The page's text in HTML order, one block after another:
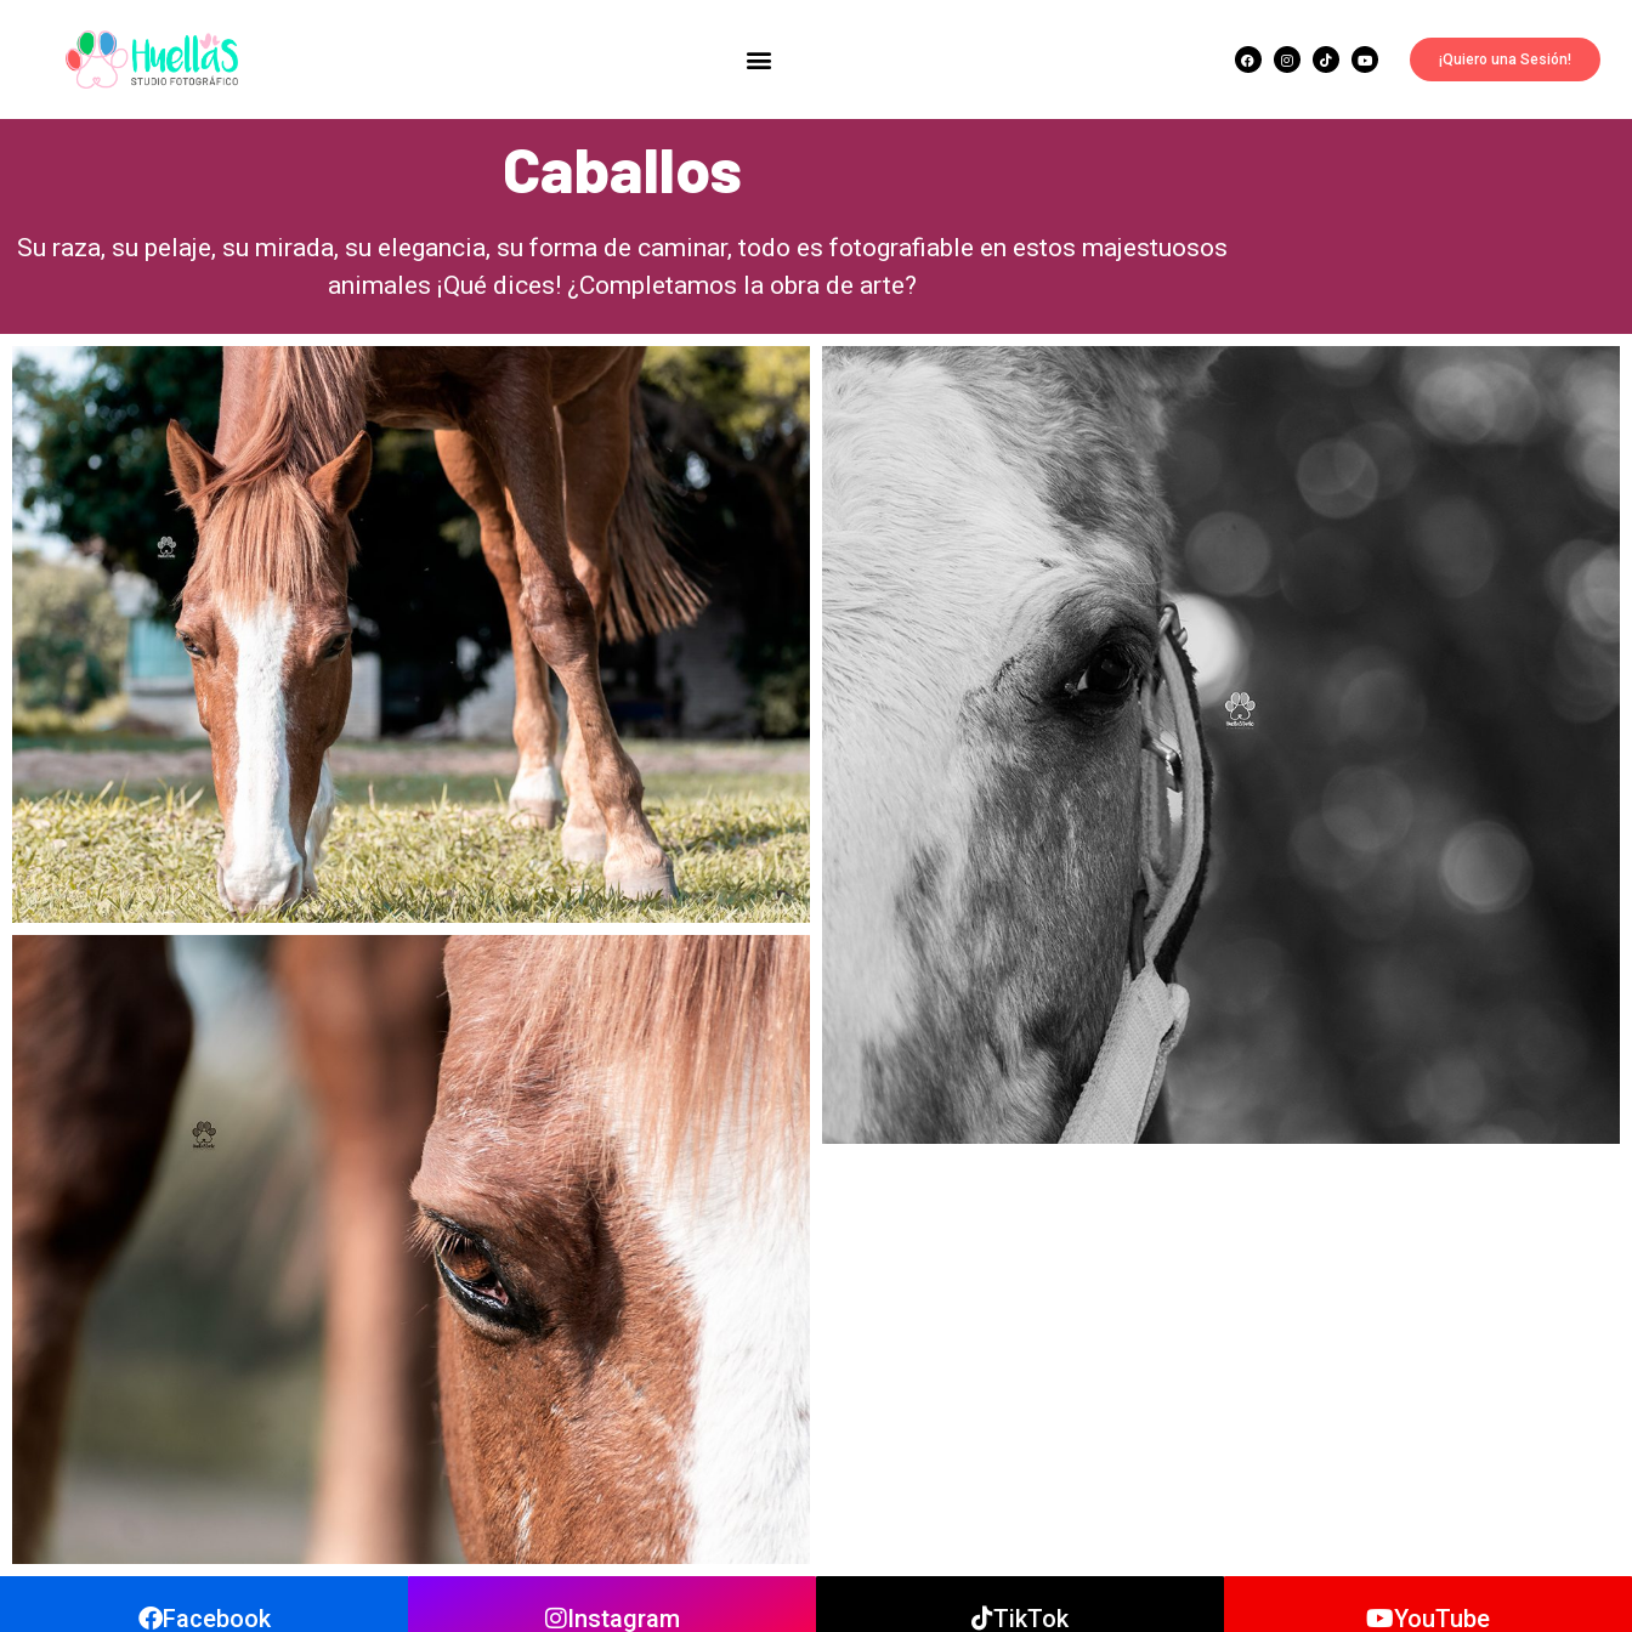
¡Quiero una Sesión!
Caballos
Su raza, su pelaje, su mirada, su elegancia, su forma de caminar, todo es fotografiable en estos majestuosos
animales ¡Qué dices! ¿Completamos la obra de arte?
Facebook Instagram TikTok YouTube